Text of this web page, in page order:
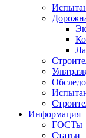
Информация
ГОСТы
Статьи